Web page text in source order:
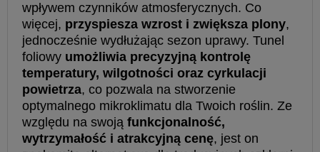
wpływem czynników atmosferycznych. Co
więcej, przyspiesza wzrost i zwiększa plony,
jednocześnie wydłużając sezon uprawy. Tunel
foliowy umożliwia precyzyjną kontrolę
temperatury, wilgotności oraz cyrkulacji
powietrza, co pozwala na stworzenie
optymalnego mikroklimatu dla Twoich roślin. Ze
względu na swoją funkcjonalność,
wytrzymałość i atrakcyjną cenę, jest on